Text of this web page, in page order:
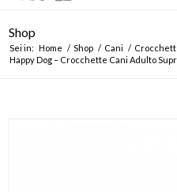
Shop
Sei in: Home / Shop / Cani /
Happy Dog – Crocchette Cani Adulto